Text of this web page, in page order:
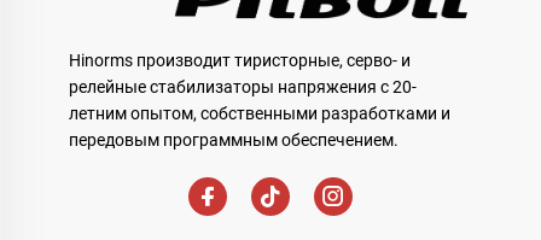
Hinorms производит тиристорные, серво- и
релейные стабилизаторы напряжения с 20-
летним опытом, собственными разработками и
передовым программным обеспечением.